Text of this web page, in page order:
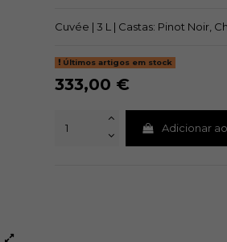
Cuvée | 3 L | Castas: Pinot Noir,
Últimos artigos em stock
333,00 €
Adicionar